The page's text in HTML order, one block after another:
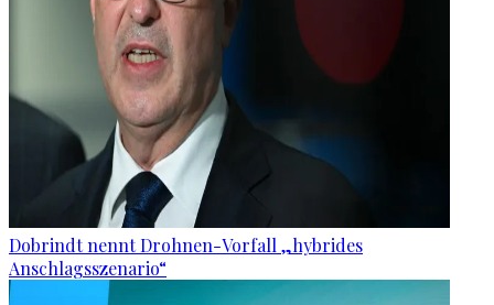
Dobrindt nennt Drohnen-Vorfall „hybrides
Anschlagsszenario“